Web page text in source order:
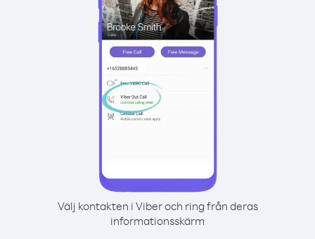
Välj kontakten i Viber och ring från deras
informationsskärm